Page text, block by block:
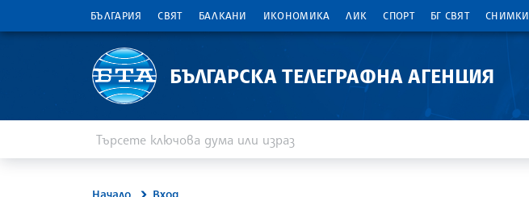
БЪЛГАРИЯ СВЯТ БАЛКАНИ ИКОНОМИКА ЛИК СПОРТ БГ СВЯТ СНИМКИ
БЪЛГАРСКА ТЕЛЕГРАФНА АГЕНЦИЯ